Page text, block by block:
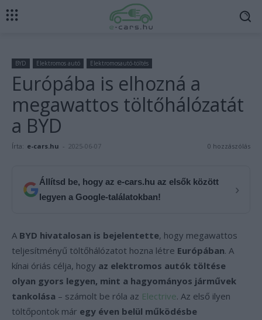
BYD Elektromos autó Elektromosautó-töltés
Európába is elhozná a
megawattos töltőhálózatát
a BYD
Írta: e-cars.hu - 2025-06-07 0 hozzászólás
Állítsd be, hogy az e-cars.hu az elsők között
legyen a Google-találatokban!
›
A BYD hivatalosan is bejelentette, hogy megawattos
teljesítményű töltőhálózatot hozna létre Európában. A
kínai óriás célja, hogy az elektromos autók töltése
olyan gyors legyen, mint a hagyományos járművek
tankolása – számolt be róla az Electrive. Az első ilyen
töltőpontok már egy éven belül működésbe